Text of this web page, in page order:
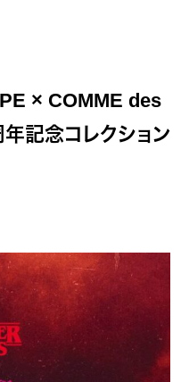
× COMME des
記念コレクション